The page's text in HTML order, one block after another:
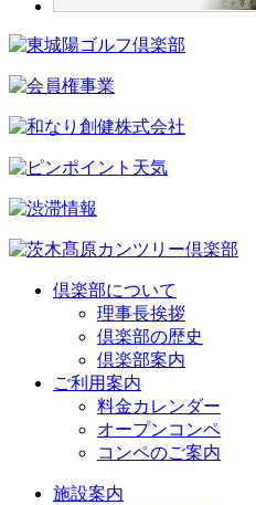
倶楽部について
理事長挨拶
倶楽部の歴史
倶楽部案内
ご利用案内
料金カレンダー
オープンコンペ
コンペのご案内
施設案内